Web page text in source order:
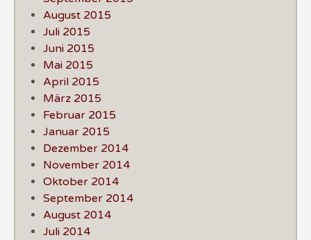
August 2015
Juli 2015
Juni 2015
Mai 2015
April 2015
März 2015
Februar 2015
Januar 2015
Dezember 2014
November 2014
Oktober 2014
September 2014
August 2014
Juli 2014